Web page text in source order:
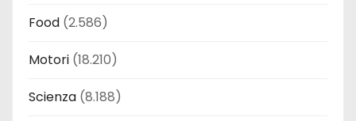
Food (2.586)
Motori (18.210)
Scienza (8.188)